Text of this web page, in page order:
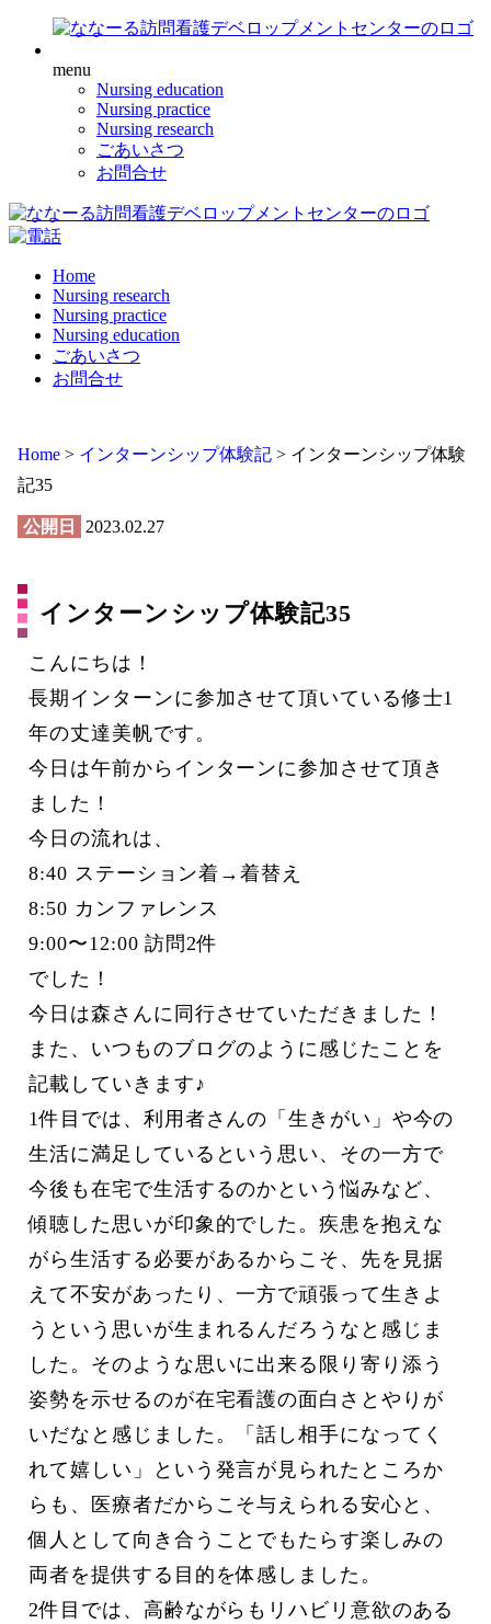
menu
Nursing education
Nursing practice
Nursing research
ごあいさつ
お問合せ
Home
Nursing research
Nursing practice
Nursing education
ごあいさつ
お問合せ
Home > インターンシップ体験記 > インターンシップ体験
記35
公開日 2023.02.27
インターンシップ体験記35
こんにちは！
長期インターンに参加させて頂いている修士1
年の丈達美帆です。
今日は午前からインターンに参加させて頂き
ました！
今日の流れは、
8:40 ステーション着→着替え
8:50 カンファレンス
9:00〜12:00 訪問2件
でした！
今日は森さんに同行させていただきました！
また、いつものブログのように感じたことを
記載していきます♪
1件目では、利用者さんの「生きがい」や今の
生活に満足しているという思い、その一方で
今後も在宅で生活するのかという悩みなど、
傾聴した思いが印象的でした。疾患を抱えな
がら生活する必要があるからこそ、先を見据
えて不安があったり、一方で頑張って生きよ
うという思いが生まれるんだろうなと感じま
した。そのような思いに出来る限り寄り添う
姿勢を示せるのが在宅看護の面白さとやりが
いだなと感じました。「話し相手になってく
れて嬉しい」という発言が見られたところか
らも、医療者だからこそ与えられる安心と、
個人として向き合うことでもたらす楽しみの
両者を提供する目的を体感しました。
2件目では、高齢ながらもリハビリ意欲のある